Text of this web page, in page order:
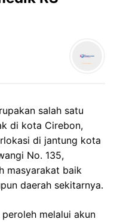
salah satu
di kota Cirebon,
di jantung kota
No. 135,
masyarakat baik
daerah sekitarnya.
melalui akun